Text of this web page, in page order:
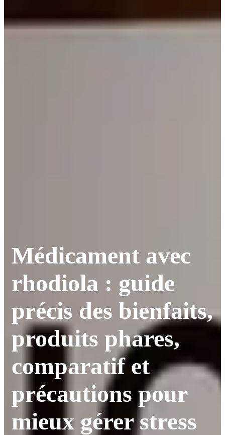
Médicament avec
rhodiola : guide
précis des bienfaits,
produits phares,
comparatif et
précautions pour
mieux gérer stress